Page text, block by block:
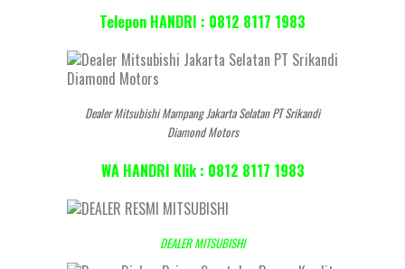
Telepon HANDRI : 0812 8117 1983
Dealer Mitsubishi Mampang Jakarta Selatan PT Srikandi
Diamond Motors
WA HANDRI Klik : 0812 8117 1983
DEALER MITSUBISHI